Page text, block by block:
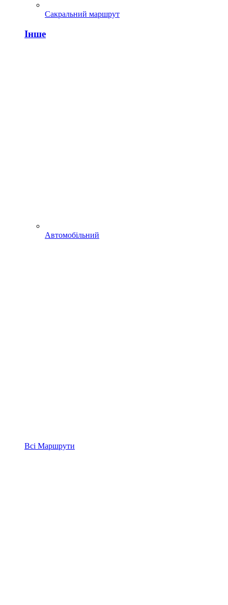
Сакральний маршрут
Інше
Автомобільний
Всі Маршрути